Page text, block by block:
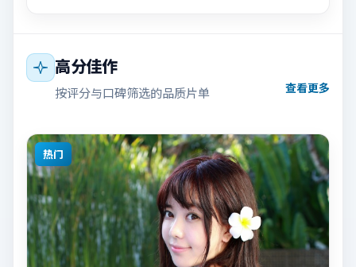
高分佳作
按评分与口碑筛选的品质片单 查看更多
热门